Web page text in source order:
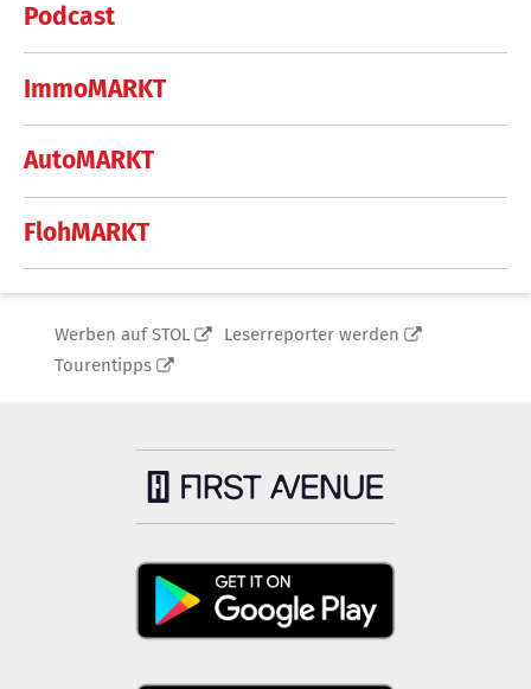
Podcast
ImmoMARKT
AutoMARKT
FlohMARKT
Werben auf STOL
Leserreporter werden
Tourentipps